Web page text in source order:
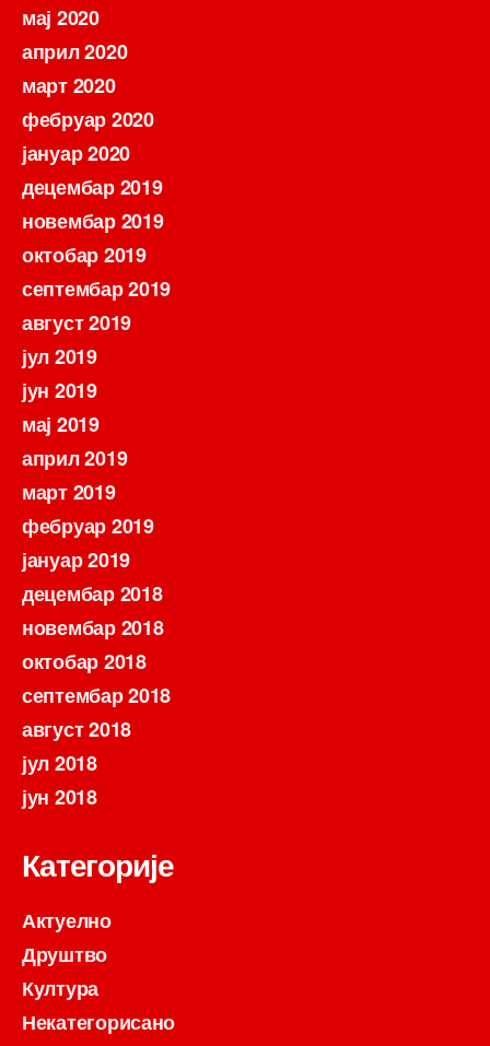
мај 2020
април 2020
март 2020
фебруар 2020
јануар 2020
децембар 2019
новембар 2019
октобар 2019
септембар 2019
август 2019
јул 2019
јун 2019
мај 2019
април 2019
март 2019
фебруар 2019
јануар 2019
децембар 2018
новембар 2018
октобар 2018
септембар 2018
август 2018
јул 2018
јун 2018
Категорије
Актуелно
Друштво
Култура
Некатегорисано